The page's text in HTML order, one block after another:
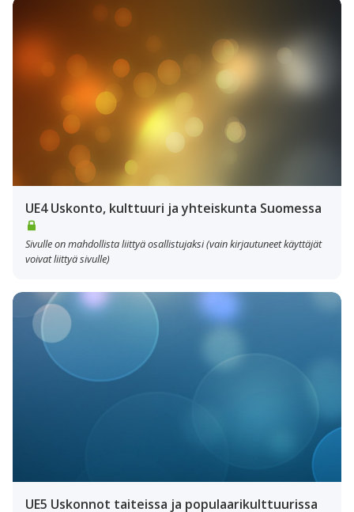
UE4 Uskonto, kulttuuri ja yhteiskunta Suomessa
Sivulle on mahdollista liittyä osallistujaksi (vain kirjautuneet käyttäjät
voivat liittyä sivulle)
UE5 Uskonnot taiteissa ja populaarikulttuurissa